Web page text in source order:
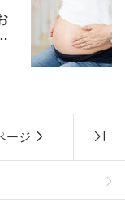
ージ